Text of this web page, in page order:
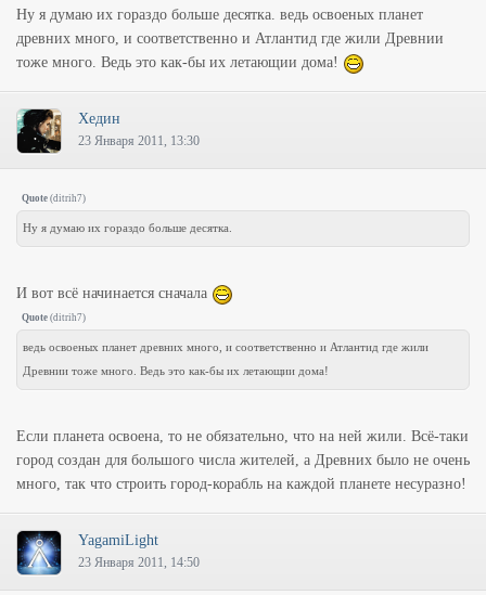
Ну я думаю их гораздо больше десятка. ведь освоеных планет
древних много, и соответственно и Атлантид где жили Древнии
тоже много. Ведь это как-бы их летающии дома!
Хедин
23 Января 2011, 13:30
Quote (ditrih7)
Ну я думаю их гораздо больше десятка.
И вот всё начинается сначала
Quote (ditrih7)
ведь освоеных планет древних много, и соответственно и Атлантид где жили
Древнии тоже много. Ведь это как-бы их летающии дома!
Если планета освоена, то не обязательно, что на ней жили. Всё-таки
город создан для большого числа жителей, а Древних было не очень
много, так что строить город-корабль на каждой планете несуразно!
YagamiLight
23 Января 2011, 14:50